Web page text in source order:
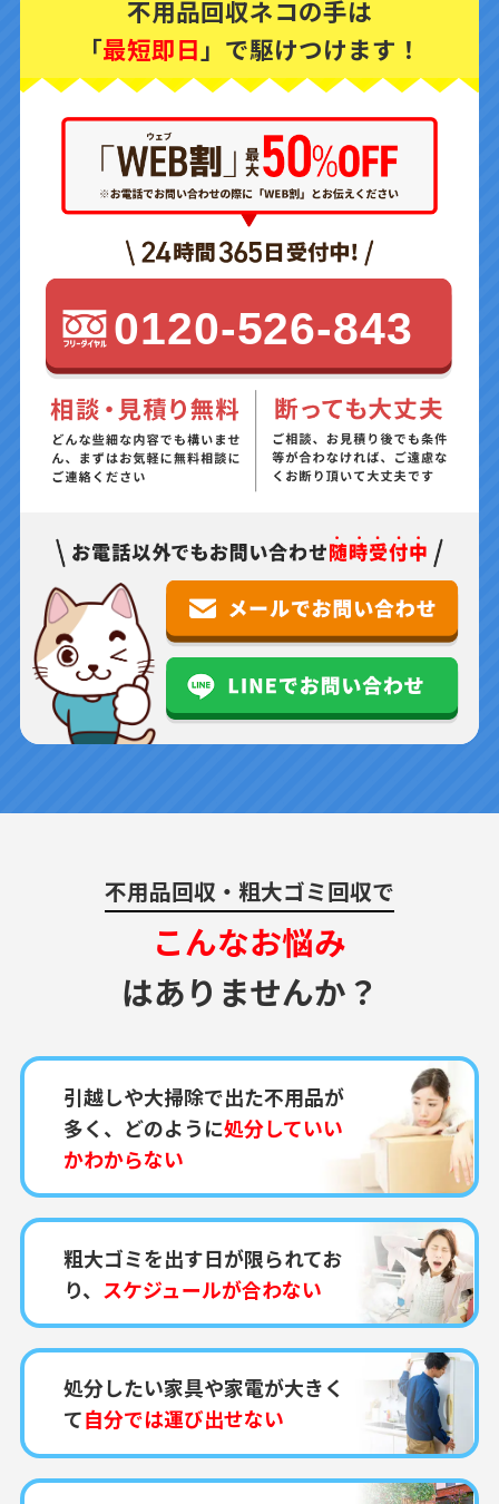
不用品回収ネコの手は
「最短即日 」で駆けつけます！
0120-526-843
不用品回収・粗大ゴミ回収で
こんなお悩み
はありませんか？
引越しや大掃除で出た不用品が
多く、どのように処分していい
かわからない
粗大ゴミを出す日が限られてお
り、 スケジュールが合わない
処分したい家具や家電が大きく
て自分では運び出せない